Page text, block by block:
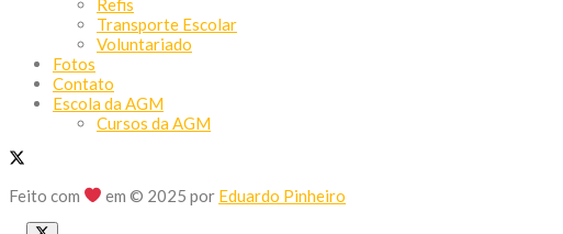
Refis
Transporte Escolar
Voluntariado
Fotos
Contato
Escola da AGM
Cursos da AGM
Feito com em © 2025 por Eduardo Pinheiro